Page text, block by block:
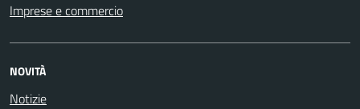
Imprese e commercio
NOVITÀ
Notizie